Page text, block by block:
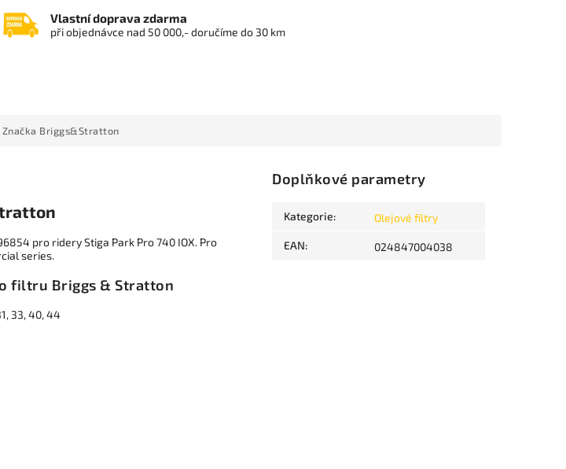
Vlastní doprava zdarma
při objednávce nad 50 000,- doručíme do 30 km
Značka Briggs&Stratton
pro ridery Stiga Park Pro 740 IOX. Pro
series.
filtru Briggs & Stratton
33, 40, 44
Doplňkové parametry
Kategorie: Olejové filtry
EAN: 024847004038